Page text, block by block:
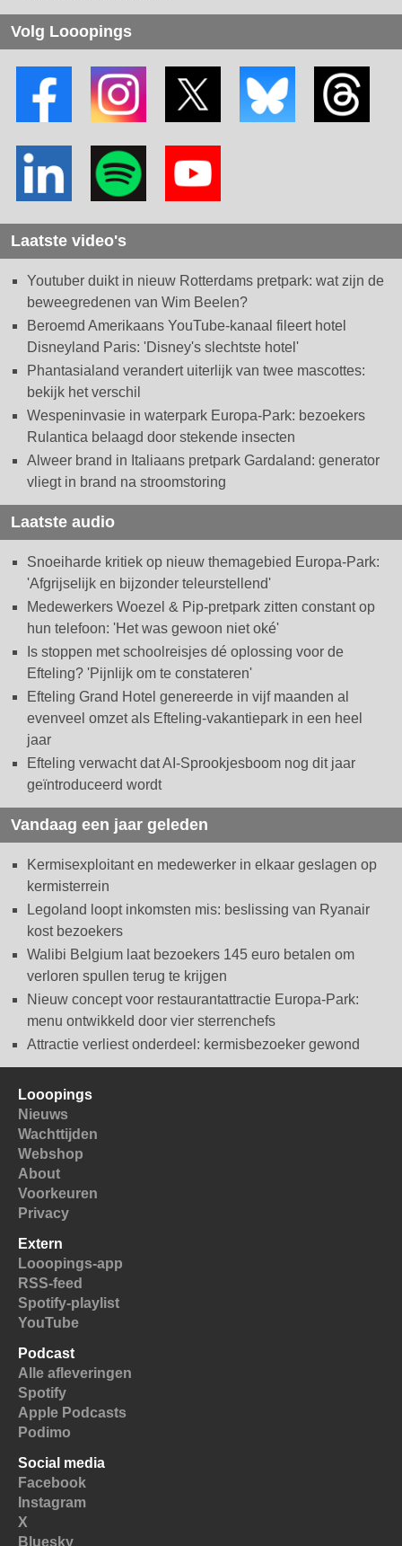
Volg Looopings
Laatste video's
Youtuber duikt in nieuw Rotterdams pretpark: wat zijn de
beweegredenen van Wim Beelen?
Beroemd Amerikaans YouTube-kanaal fileert hotel
Disneyland Paris: 'Disney's slechtste hotel'
Phantasialand verandert uiterlijk van twee mascottes:
bekijk het verschil
Wespeninvasie in waterpark Europa-Park: bezoekers
Rulantica belaagd door stekende insecten
Alweer brand in Italiaans pretpark Gardaland: generator
vliegt in brand na stroomstoring
Laatste audio
Snoeiharde kritiek op nieuw themagebied Europa-Park:
'Afgrijselijk en bijzonder teleurstellend'
Medewerkers Woezel & Pip-pretpark zitten constant op
hun telefoon: 'Het was gewoon niet oké'
Is stoppen met schoolreisjes dé oplossing voor de
Efteling? 'Pijnlijk om te constateren'
Efteling Grand Hotel genereerde in vijf maanden al
evenveel omzet als Efteling-vakantiepark in een heel
jaar
Efteling verwacht dat AI-Sprookjesboom nog dit jaar
geïntroduceerd wordt
Vandaag een jaar geleden
Kermisexploitant en medewerker in elkaar geslagen op
kermisterrein
Legoland loopt inkomsten mis: beslissing van Ryanair
kost bezoekers
Walibi Belgium laat bezoekers 145 euro betalen om
verloren spullen terug te krijgen
Nieuw concept voor restaurantattractie Europa-Park:
menu ontwikkeld door vier sterrenchefs
Attractie verliest onderdeel: kermisbezoeker gewond
Looopings
Nieuws
Wachttijden
Webshop
About
Voorkeuren
Privacy
Extern
Looopings-app
RSS-feed
Spotify-playlist
YouTube
Podcast
Alle afleveringen
Spotify
Apple Podcasts
Podimo
Social media
Facebook
Instagram
X
Bluesky